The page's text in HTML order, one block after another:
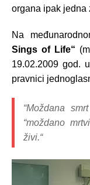
organa ipak jedna
Na
Sings of Life“
19.02.2009 god.
pravnici
“Moždana
“moždano
živi.“